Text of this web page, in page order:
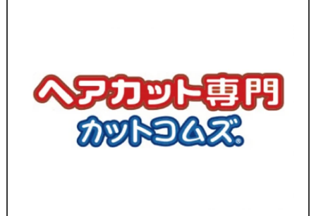
30代～50代の方に
多く選ばれています！